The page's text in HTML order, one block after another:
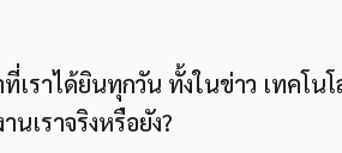
ราได้ยินทุกวัน ทั้งในข่าว เทคโน
เราจริงหรือยัง?